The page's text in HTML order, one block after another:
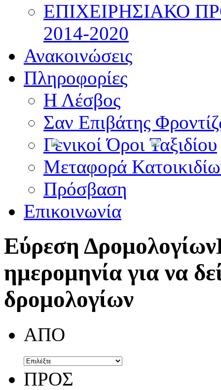
ΕΠΙΧΕΙΡΗΣΙΑΚΟ
2014-2020
Ανακοινώσεις
Πληροφορίες
Η Λέσβος
Σαν Επιβάτης
Γενικοί Όροι Ταξιδίου
Μεταφορά
Πρόσβαση
Επικοινωνία
Εύρεση Δρομολογίων
ημερομηνία για να
δρομολογίων
ΑΠΟ
ΠΡΟΣ